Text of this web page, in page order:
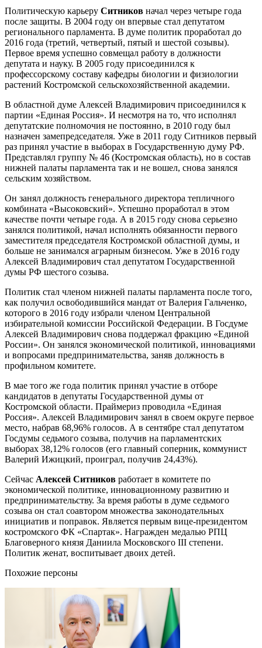
Политическую карьеру Ситников начал через четыре года
после защиты. В 2004 году он впервые стал депутатом
регионального парламента. В думе политик проработал до
2016 года (третий, четвертый, пятый и шестой созывы).
Первое время успешно совмещал работу в должности
депутата и науку. В 2005 году присоединился к
профессорскому составу кафедры биологии и физиологии
растений Костромской сельскохозяйственной академии.
В областной думе Алексей Владимирович присоединился к
партии «Единая Россия». И несмотря на то, что исполнял
депутатские полномочия не постоянно, в 2010 году был
назначен замепредседателя. Уже в 2011 году Ситников первый
раз принял участие в выборах в Государственную думу РФ.
Представлял группу № 46 (Костромская область), но в состав
нижней палаты парламента так и не вошел, снова занялся
сельским хозяйством.
Он занял должность генерального директора тепличного
комбината «Высоковский». Успешно проработал в этом
качестве почти четыре года. А в 2015 году снова серьезно
занялся политикой, начал исполнять обязанности первого
заместителя председателя Костромской областной думы, и
больше не занимался аграрным бизнесом. Уже в 2016 году
Алексей Владимирович стал депутатом Государственной
думы РФ шестого созыва.
Политик стал членом нижней палаты парламента после того,
как получил освободившийся мандат от Валерия Гальченко,
которого в 2016 году избрали членом Центральной
избирательной комиссии Российской Федерации. В Госдуме
Алексей Владимирович снова поддержал фракцию «Единой
России». Он занялся экономической политикой, инновациями
и вопросами предпринимательства, заняв должность в
профильном комитете.
В мае того же года политик принял участие в отборе
кандидатов в депутаты Государственной думы от
Костромской области. Праймериз проводила «Единая
Россия». Алексей Владимирович занял в своем округе первое
место, набрав 68,96% голосов. А в сентябре стал депутатом
Госдумы седьмого созыва, получив на парламентских
выборах 38,12% голосов (его главный соперник, коммунист
Валерий Ижицкий, проиграл, получив 24,43%).
Сейчас Алексей Ситников работает в комитете по
экономической политике, инновационному развитию и
предпринимательству. За время работы в думе седьмого
созыва он стал соавтором множества законодательных
инициатив и поправок. Является первым вице-президентом
костромского ФК «Спартак». Награжден медалью РПЦ
Благоверного князя Даниила Московского III степени.
Политик женат, воспитывает двоих детей.
Похожие персоны